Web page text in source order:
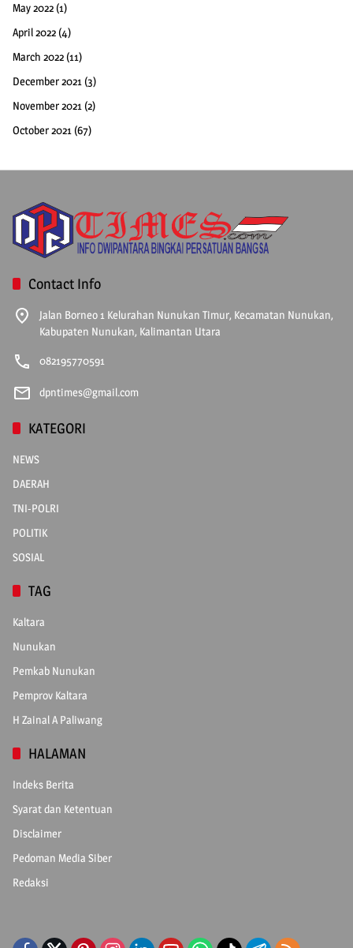
May 2022 (1)
April 2022 (4)
March 2022 (11)
December 2021 (3)
November 2021 (2)
October 2021 (67)
Contact Info
Jalan Borneo 1 Kelurahan Nunukan Timur, Kecamatan Nunukan,
Kabupaten Nunukan, Kalimantan Utara
082195770591
dpntimes@gmail.com
KATEGORI
NEWS
DAERAH
TNI-POLRI
POLITIK
SOSIAL
TAG
Kaltara
Nunukan
Pemkab Nunukan
Pemprov Kaltara
H Zainal A Paliwang
HALAMAN
Indeks Berita
Syarat dan Ketentuan
Disclaimer
Pedoman Media Siber
Redaksi